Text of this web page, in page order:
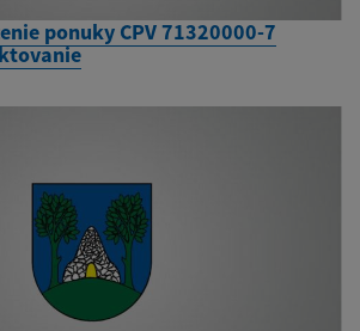
ponuky CPV 71320000-7